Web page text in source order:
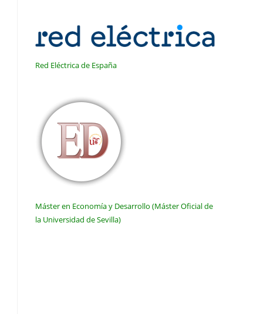
Red Eléctrica de España
Máster en Economía y Desarrollo (Máster Oficial de
la Universidad de Sevilla)